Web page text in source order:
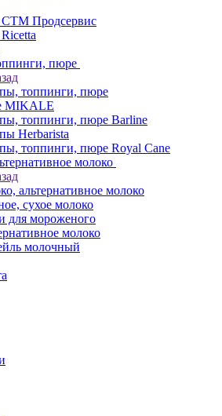
Продсервис
пюре
топпинги, пюре
MIKALE
топпинги, пюре Barline
Herbarista
топпинги, пюре Royal Cane
молоко
альтернативное молоко
сухое молоко
для мороженого
молоко
молочный